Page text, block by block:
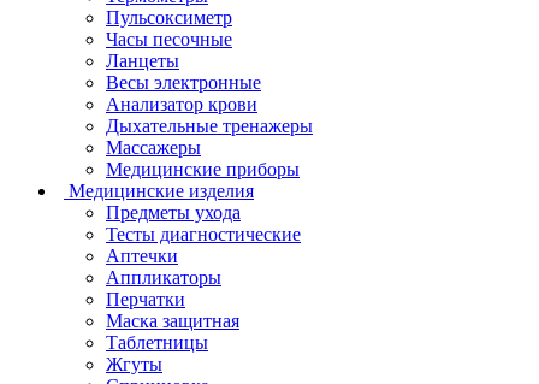
Пульсоксиметр
Часы песочные
Ланцеты
Весы электронные
Анализатор крови
Дыхательные тренажеры
Массажеры
Медицинские приборы
Медицинские изделия
Предметы ухода
Тесты диагностические
Аптечки
Аппликаторы
Перчатки
Маска защитная
Таблетницы
Жгуты